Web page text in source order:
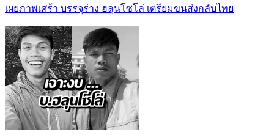
เผยภาพเศร้า บรรจุร่าง ฮลุนโซโล่ เตรียมขนส่งกลับไทย